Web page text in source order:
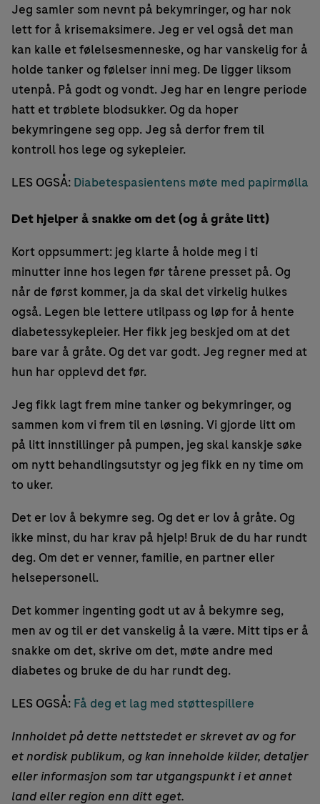
Jeg samler som nevnt på bekymringer, og har nok
lett for å krisemaksimere. Jeg er vel også det man
kan kalle et følelsesmenneske, og har vanskelig for å
holde tanker og følelser inni meg. De ligger liksom
utenpå. På godt og vondt. Jeg har en lengre periode
hatt et trøblete blodsukker. Og da hoper
bekymringene seg opp. Jeg så derfor frem til
kontroll hos lege og sykepleier.
LES OGSÅ: Diabetespasientens møte med papirmølla
Det hjelper å snakke om det (og å gråte litt)
Kort oppsummert: jeg klarte å holde meg i ti
minutter inne hos legen før tårene presset på. Og
når de først kommer, ja da skal det virkelig hulkes
også. Legen ble lettere utilpass og løp for å hente
diabetessykepleier. Her fikk jeg beskjed om at det
bare var å gråte. Og det var godt. Jeg regner med at
hun har opplevd det før.
Jeg fikk lagt frem mine tanker og bekymringer, og
sammen kom vi frem til en løsning. Vi gjorde litt om
på litt innstillinger på pumpen, jeg skal kanskje søke
om nytt behandlingsutstyr og jeg fikk en ny time om
to uker.
Det er lov å bekymre seg. Og det er lov å gråte. Og
ikke minst, du har krav på hjelp! Bruk de du har rundt
deg. Om det er venner, familie, en partner eller
helsepersonell.
Det kommer ingenting godt ut av å bekymre seg,
men av og til er det vanskelig å la være. Mitt tips er å
snakke om det, skrive om det, møte andre med
diabetes og bruke de du har rundt deg.
LES OGSÅ: Få deg et lag med støttespillere
Innholdet på dette nettstedet er skrevet av og for
et nordisk publikum, og kan inneholde kilder, detaljer
eller informasjon som tar utgangspunkt i et annet
land eller region enn ditt eget.